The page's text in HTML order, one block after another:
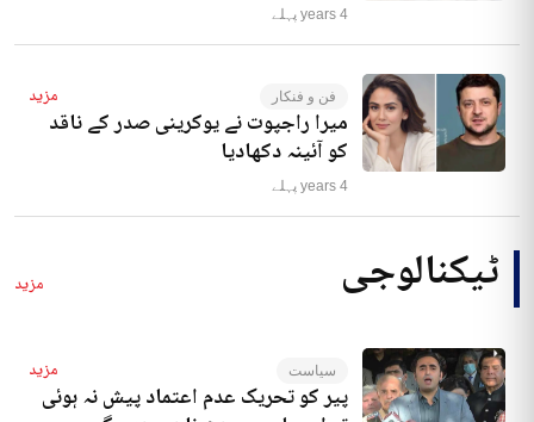
4 years پہلے
فن و فنکار مزید
میرا راجپوت نے یوکرینی صدر کے ناقد
کو آئینہ دکھادیا
4 years پہلے
ٹیکنالوجی مزید
سیاست مزید
پیر کو تحریک عدم اعتماد پیش نہ ہوئی